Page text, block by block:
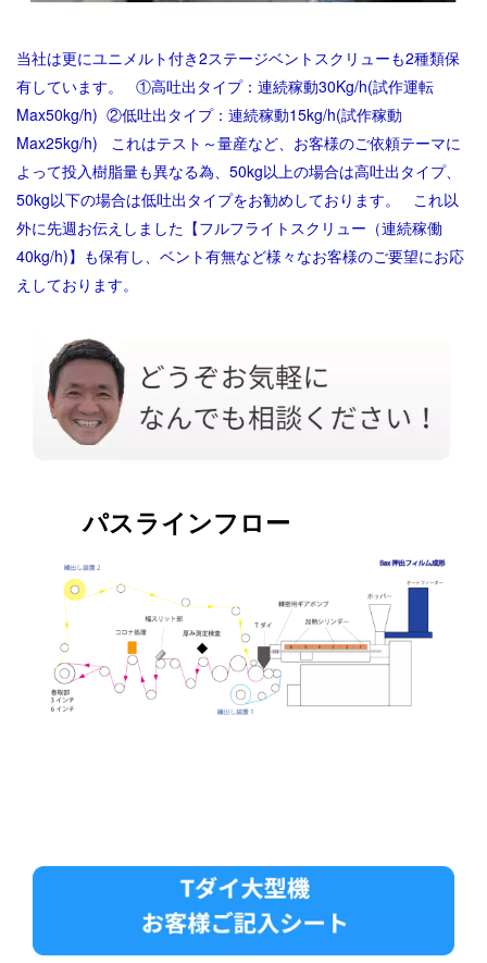
当社は更にユニメルト付き2ステージベントスクリューも2種類保
有しています。
①高吐出タイプ： 連続稼動30Kg/h(試作運転
Max50kg/h) ②低吐出タイプ： 連続稼動15kg/h(試作稼動
Max25kg/h)
これはテスト～量産など、お客様のご依頼テーマに
よって投入樹脂量も異なる為、50kg以上の場合は高吐出タイプ、
50kg以下の場合は低吐出タイプをお勧めしております。
これ以
外に先週お伝えしました【フルフライトスクリュー（連続稼働
40kg/h)】も保有し、ベント有無など様々なお客様のご要望にお応
えしております。
パスラインフロー